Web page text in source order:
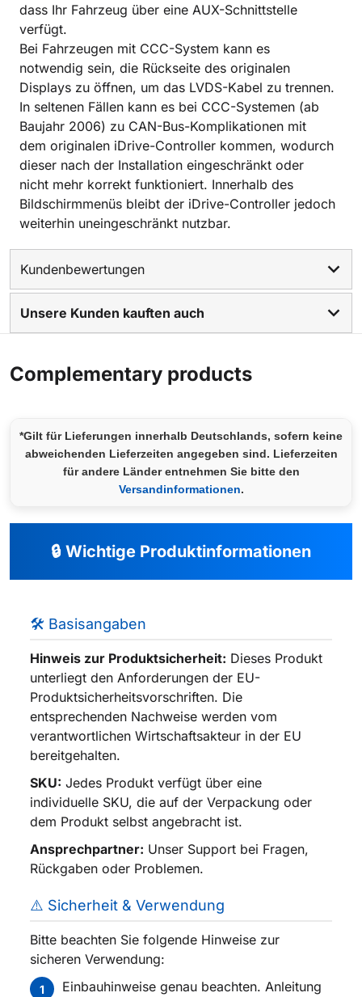
dass Ihr Fahrzeug über eine AUX-Schnittstelle
verfügt.
Bei Fahrzeugen mit CCC-System kann es
notwendig sein, die Rückseite des originalen
Displays zu öffnen, um das LVDS-Kabel zu trennen.
In seltenen Fällen kann es bei CCC-Systemen (ab
Baujahr 2006) zu CAN-Bus-Komplikationen mit
dem originalen iDrive-Controller kommen, wodurch
dieser nach der Installation eingeschränkt oder
nicht mehr korrekt funktioniert. Innerhalb des
Bildschirmmenüs bleibt der iDrive-Controller jedoch
weiterhin uneingeschränkt nutzbar.
Kundenbewertungen
Unsere Kunden kauften auch
Complementary products
*Gilt für Lieferungen innerhalb Deutschlands, sofern keine
abweichenden Lieferzeiten angegeben sind. Lieferzeiten
für andere Länder entnehmen Sie bitte den
Versandinformationen.
🔒 Wichtige Produktinformationen
🛠️ Basisangaben
Hinweis zur Produktsicherheit: Dieses Produkt
unterliegt den Anforderungen der EU-
Produktsicherheitsvorschriften. Die
entsprechenden Nachweise werden vom
verantwortlichen Wirtschaftsakteur in der EU
bereitgehalten.
SKU: Jedes Produkt verfügt über eine
individuelle SKU, die auf der Verpackung oder
dem Produkt selbst angebracht ist.
Ansprechpartner: Unser Support bei Fragen,
Rückgaben oder Problemen.
⚠️ Sicherheit & Verwendung
Bitte beachten Sie folgende Hinweise zur
sicheren Verwendung:
1
Einbauhinweise genau beachten. Anleitung